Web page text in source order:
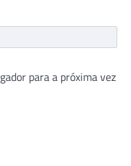
para a próxima vez